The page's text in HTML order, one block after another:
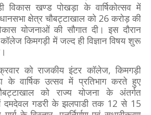
विकास खण्ड पोखड़ा के वार्षिकोत्सव में
क्षेत्र चौबट्टाखाल को 26 करोड़ की
योजनाओं की सौगात दी। इस दौरान
किमगड़ी में जल्द ही विज्ञान विषय शुरू
को राजकीय इंटर कॉलेज, किमगड़ी
के वार्षिक उत्सव में प्रतिभाग करते हुए
को राज्य योजना के अंतर्गत
दमदेवल गडरी के झलपाडी तक 12 से 15